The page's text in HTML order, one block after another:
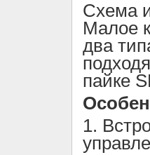
Схема
Малое
два
пайке
1.